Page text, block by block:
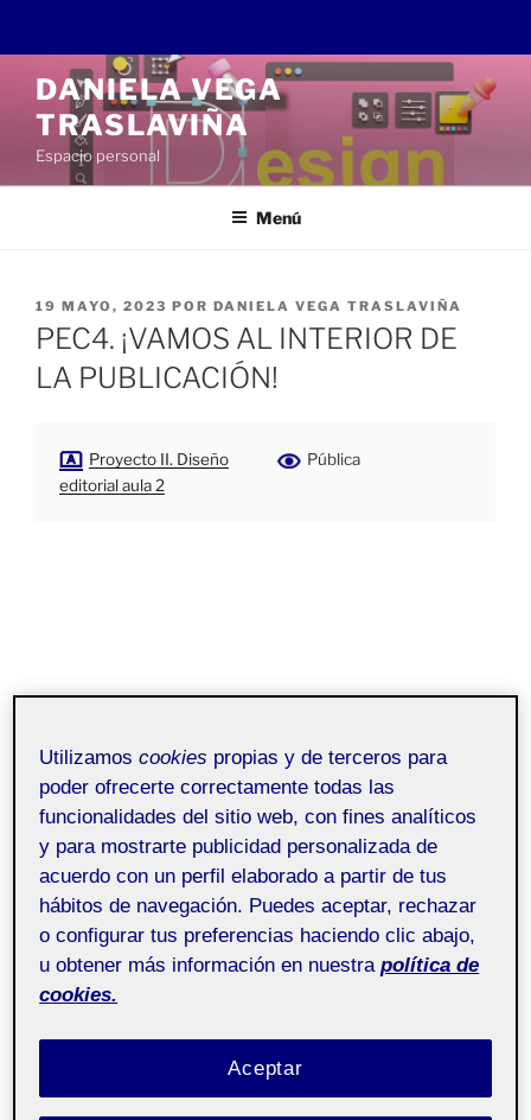
contenido
DANIELA VEGA
TRASLAVIÑA
Espacio personal
Menú
PUBLICADO
EL
19 MAYO, 2023 POR DANIELA VEGA TRASLAVIÑA
PEC4. ¡VAMOS AL INTERIOR DE
LA PUBLICACIÓN!
Proyecto II. Diseño
editorial aula 2
Pública
Utilizamoscookies propias y de terceros para
poder ofrecerte correctamente todas las
funcionalidades del sitio web, con fines analíticos
y para mostrarte publicidad personalizada de
acuerdo con un perfil elaborado a partir de tus
hábitos de navegación. Puedes aceptar, rechazar
o configurar tus preferencias haciendo clic abajo,
u obtener más información en nuestra política de
cookies.
Aceptar